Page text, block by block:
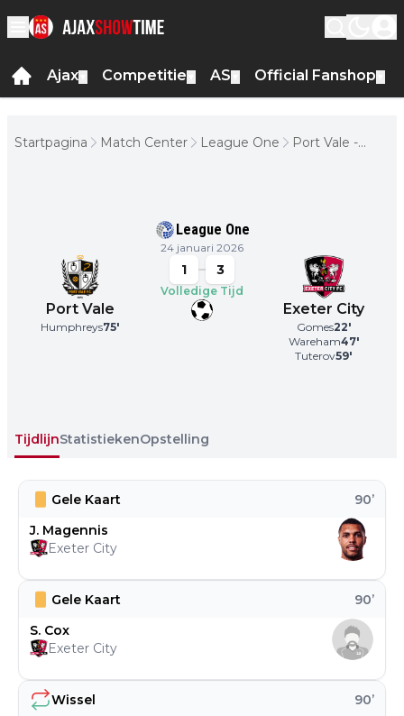
Ajax Competitie AS Official Fanshop
Startpagina Match Center League One
Port Vale -
League One
24 januari 2026
Port Vale
Humphreys75'
1 3
Volledige Tijd
Exeter City
Gomes22'
Wareham47'
Tuterov59'
TijdlijnStatistiekenOpstelling
Wissel 90’
Gele Kaart 90’
S. Cox
Exeter City
Gele Kaart 90’
J. Magennis
Exeter City